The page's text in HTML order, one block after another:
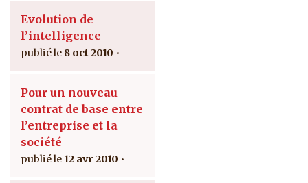
Evolution de
l’intelligence
8 oct 2010
Pour un nouveau
contrat de base entre
l’entreprise et la
société
12 avr 2010